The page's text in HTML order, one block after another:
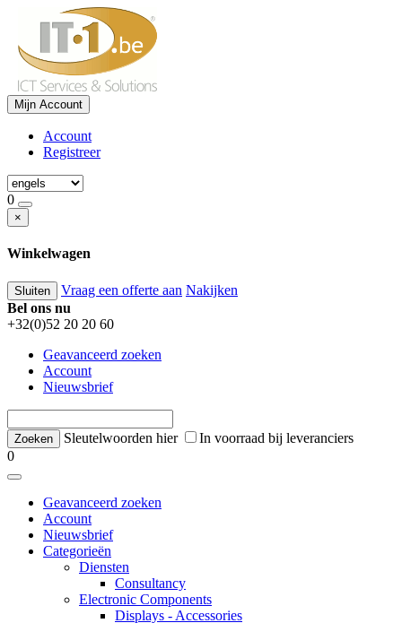
Mijn Account
Account
Registreer
0
×
Winkelwagen
Sluiten Vraag een offerte aan Nakijken
Bel ons nu
+32(0)52 20 20 60
Geavanceerd zoeken
Account
Nieuwsbrief
Sleutelwoorden hier
In voorraad bij leveranciers
0
Geavanceerd zoeken
Account
Nieuwsbrief
Categorieën
Diensten
Consultancy
Electronic Components
Displays - Accessories